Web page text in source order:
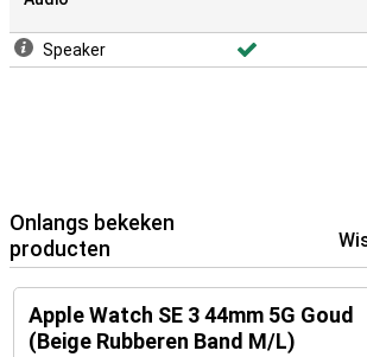
Speaker
Onlangs bekeken
producten
Apple Watch SE 3 44mm 5G Goud
(Beige Rubberen Band M/L)